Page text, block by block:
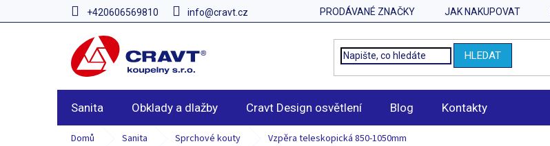
na
+420606569810 info@cravt.cz PRODÁVANÉ ZNAČKY JAK NAKUPOVAT
HLEDAT
Sanita Obklady a dlažby Cravt Design osvětlení Blog Kontakty
Domů Sanita Sprchové kouty Vzpěra teleskopická 850-1050mm